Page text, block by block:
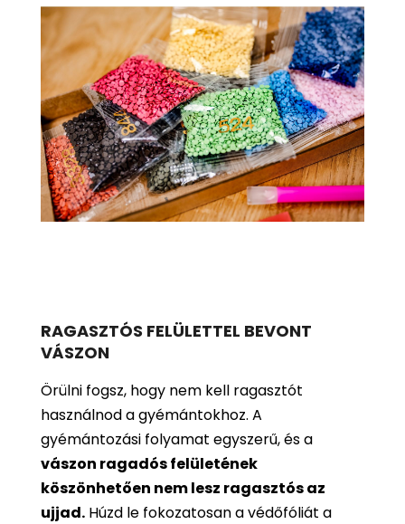
RAGASZTÓS FELÜLETTEL BEVONT
VÁSZON
Örülni fogsz, hogy nem kell ragasztót
használnod a gyémántokhoz. A
gyémántozási folyamat egyszerű, és a
vászon ragadós felületének
köszönhetően nem lesz ragasztós az
ujjad. Húzd le fokozatosan a védőfóliát a